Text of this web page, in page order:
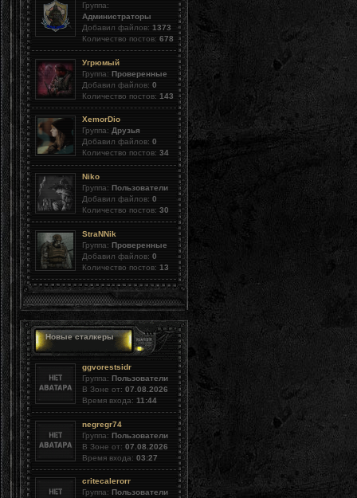
Группа:
Администраторы
Добавил файлов:1373
Количество постов:678
Угрюмый
Группа:Проверенные
Добавил файлов:0
Количество постов:143
XemorDio
Группа:Друзья
Добавил файлов:0
Количество постов:34
Niko
Группа:Пользователи
Добавил файлов:0
Количество постов:30
StraNNik
Группа:Проверенные
Добавил файлов:0
Количество постов:13
Новые сталкеры
ggvorestsidr
Группа:Пользователи
В Зоне от:07.08.2026
Время входа:11:44
negregr74
Группа:Пользователи
В Зоне от:07.08.2026
Время входа:03:27
critecalerorr
Группа:Пользователи